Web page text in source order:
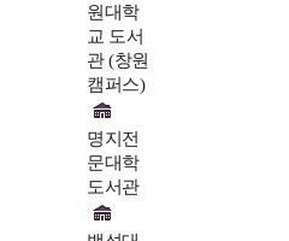
원대학
교 도서
관 (창원
캠퍼스)
명지전
문대학
도서관